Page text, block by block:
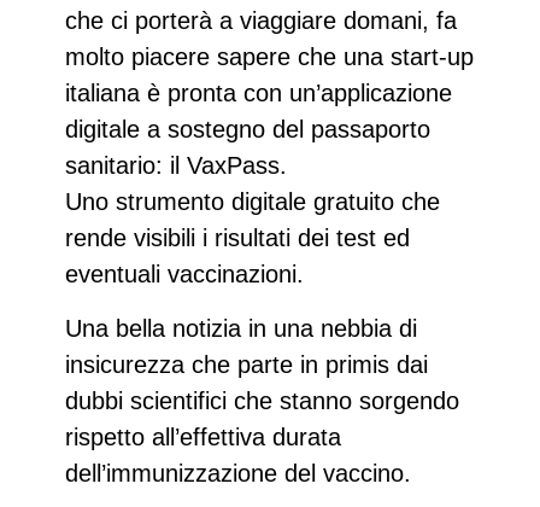
che ci porterà a viaggiare domani, fa
molto piacere sapere che una start-up
italianaè pronta con un’applicazione
digitale a sostegno del passaporto
sanitario: il VaxPass.
Uno strumento digitale gratuito che
rende visibili i risultati dei test ed
eventuali vaccinazioni.
Una bella notizia in una nebbia di
insicurezza che parte in primis dai
dubbi scientifici che stanno sorgendo
rispetto all’effettiva durata
dell’immunizzazione del vaccino.